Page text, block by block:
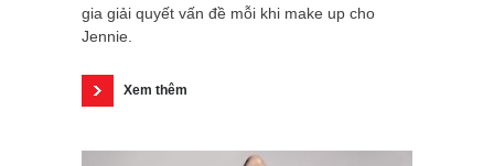
gia giải quyết vấn đề mỗi khi make up cho
Jennie.
Xem thêm